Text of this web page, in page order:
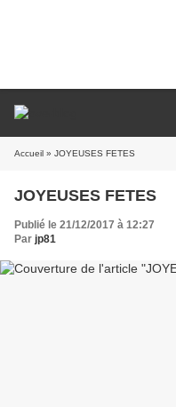
Accueil » JOYEUSES FETES
JOYEUSES FETES
Publié le 21/12/2017 à 12:27
Par jp81